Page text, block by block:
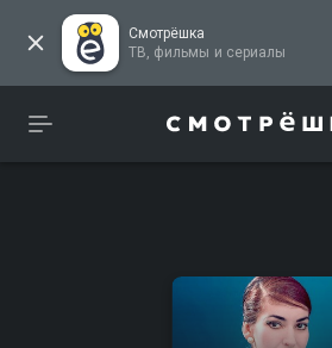
Смотрёшка
ТВ, фильмы и сериалы